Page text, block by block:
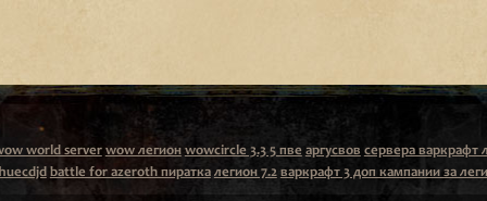
world server wow легион wowcircle 3.3 5 пве аргусвов сервера варкрафт
battle for azeroth пиратка легион 7.2 варкрафт 3 доп кампании за